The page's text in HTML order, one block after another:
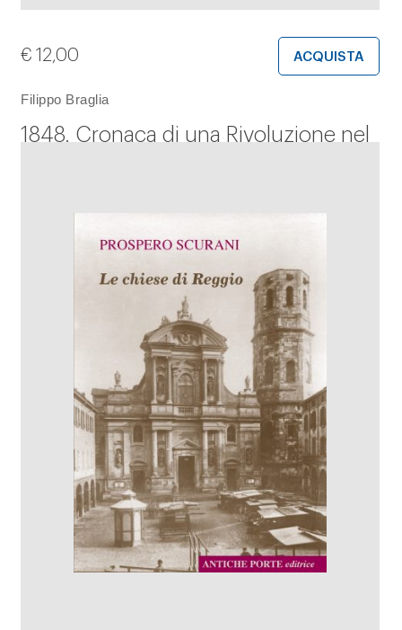
Filippo Braglia
1848. Cronaca di una Rivoluzione nel
€ 12,00 ACQUISTA